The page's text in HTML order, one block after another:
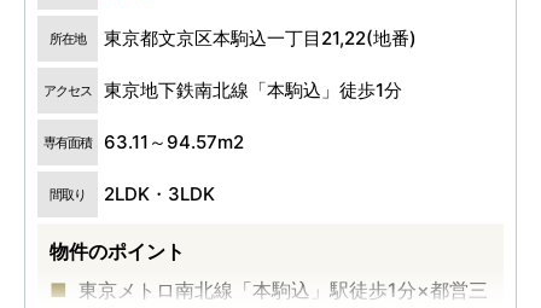
所在地 東京都文京区本駒込一丁目21,22(地番)
アクセス 東京地下鉄南北線「本駒込」徒歩1分
専有面積 63.11～94.57m2
間取り 2LDK・3LDK
物件のポイント
東京メトロ南北線「本駒込」駅徒歩1分×都営三